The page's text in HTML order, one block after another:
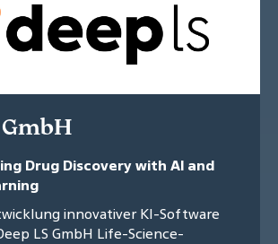
GmbH
Drug Discovery with AI and
innovativer KI-Software
LS GmbH Life-Science-